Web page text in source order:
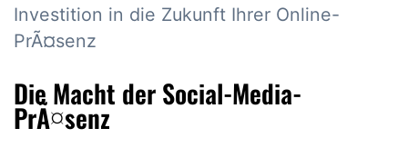
Investition in die Zukunft Ihrer Online-
PrÃ¤senz
Die Macht der Social-Media-
PrÃ¤senz